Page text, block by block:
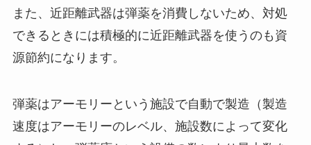
また、近距離武器は弾薬を消費しないため、対処
できるときには積極的に近距離武器を使うのも資
源節約になります。
弾薬はアーモリーという施設で自動で製造（製造
速度はアーモリーのレベル、施設数によって変化